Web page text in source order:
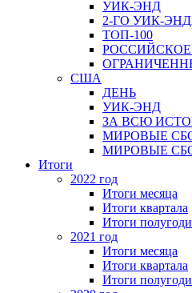
УИК-ЭНД
2-ГО УИК-
ТОП-100
США
ДЕНЬ
УИК-ЭНД
ЗА ВСЮ
МИРОВЫЕ
МИРОВЫЕ
Итоги
2022 год
Итоги месяца
Итоги квартала
Итоги
2021 год
Итоги месяца
Итоги квартала
Итоги